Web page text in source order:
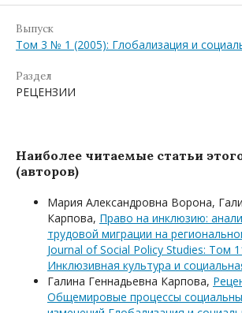
Выпуск
Том 3 № 1 (2005): Глобализация и
Раздел
РЕЦЕНЗИИ
Наиболее читаемые статьи
(авторов)
Мария Александровна Ворона,
Карпова, Право на инклюзию:
трудовой миграции на
Journal of Social Policy Studies: Том
Инклюзивная культура и
Галина Геннадьевна Карпова,
Общемировые процессы